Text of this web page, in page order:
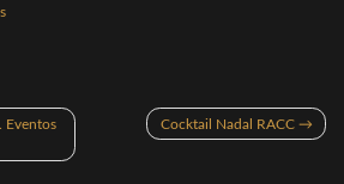
Eventos
Cocktail Nadal RACC